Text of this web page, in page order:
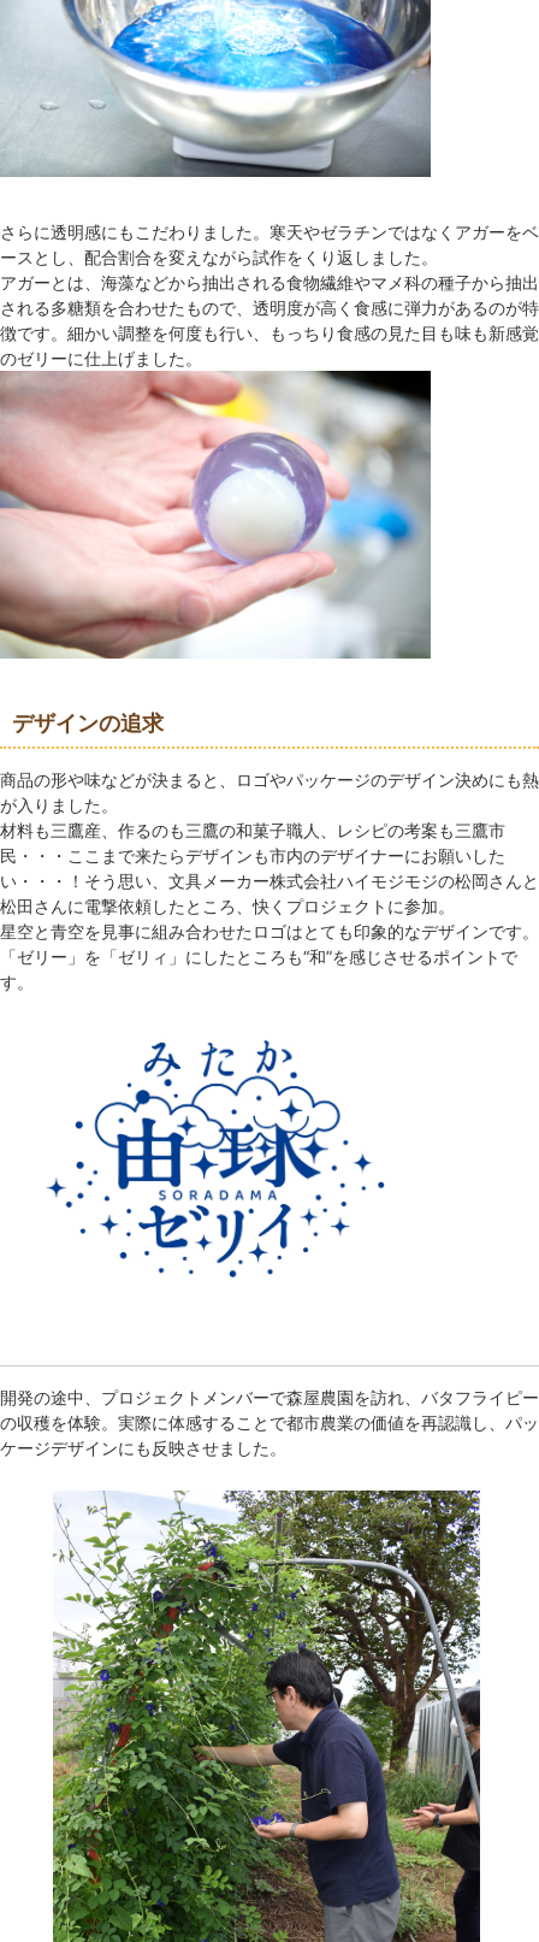
さらに透明感にもこだわりました。寒天やゼラチンではなくアガーをベ
ースとし、配合割合を変えながら試作をくり返しました。
アガーとは、海藻などから抽出される食物繊維やマメ科の種子から抽出
される多糖類を合わせたもので、透明度が高く食感に弾力があるのが特
徴です。細かい調整を何度も行い、もっちり食感の見た目も味も新感覚
のゼリーに仕上げました。
デザインの追求
商品の形や味などが決まると、ロゴやパッケージのデザイン決めにも熱
が入りました。
材料も三鷹産、作るのも三鷹の和菓子職人、レシピの考案も三鷹市
民・・・ここまで来たらデザインも市内のデザイナーにお願いした
い・・・！そう思い、文具メーカー株式会社ハイモジモジの松岡さんと
松田さんに電撃依頼したところ、快くプロジェクトに参加。
星空と青空を見事に組み合わせたロゴはとても印象的なデザインです。
「ゼリー」を「ゼリィ」にしたところも“和”を感じさせるポイントで
す。
開発の途中、プロジェクトメンバーで森屋農園を訪れ、バタフライピー
の収穫を体験。実際に体感することで都市農業の価値を再認識し、パッ
ケージデザインにも反映させました。